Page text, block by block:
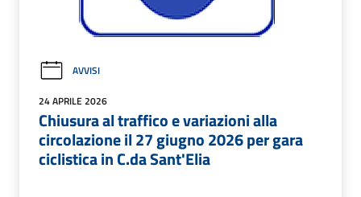
AVVISI
24 APRILE 2026
Chiusura al traffico e variazioni alla
circolazione il 27 giugno 2026 per gara
ciclistica in C.da Sant'Elia